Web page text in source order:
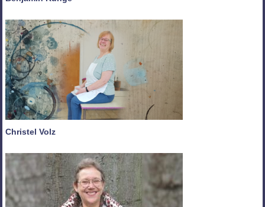
Christel Volz